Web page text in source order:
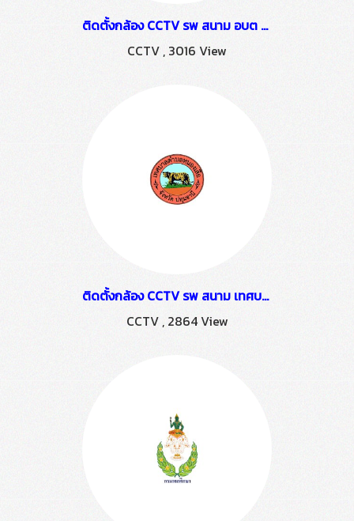
ติดตั้งกล้อง CCTV รพ สนาม อบต ระแหง
CCTV, 3016 View
ติดตั้งกล้อง CCTV รพ สนาม เทศบาลตำบลหนองเสือ
CCTV, 2864 View